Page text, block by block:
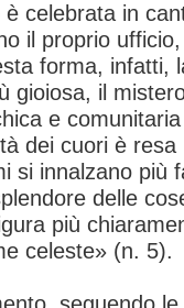
è celebrata in
il proprio
forma, infatti,
gioiosa, il
e
dei cuori è resa
si innalzano più
delle
più
celeste» (n. 5).